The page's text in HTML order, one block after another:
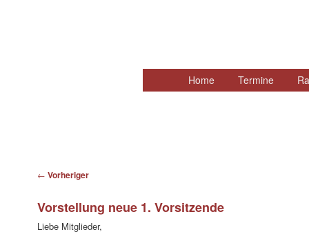
Zum
Home Termine
Beitragsnavigation
← Vorheriger
Vorstellung neue 1. Vorsitzende
Liebe Mitglieder,